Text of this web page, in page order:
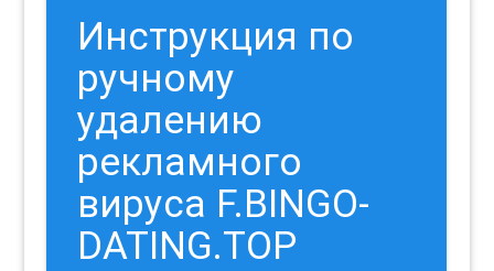
Инструкция по
ручному
удалению
рекламного
вируса F.BINGO-
DATING.TOP